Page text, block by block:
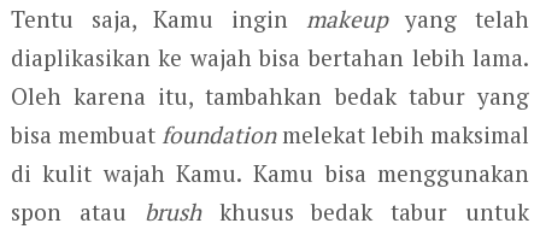
Tentu saja, Kamu ingin makeupyang telah
diaplikasikan ke wajah bisa bertahan lebih lama.
Oleh karena itu, tambahkan bedak tabur yang
bisa membuat foundationmelekat lebih maksimal
di kulit wajah Kamu. Kamu bisa menggunakan
spon atau brushkhusus bedak tabur untuk